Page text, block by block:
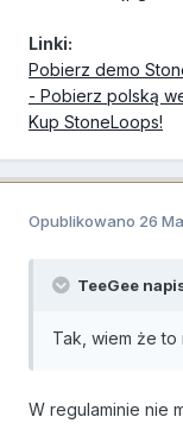
Linki:
Pobierz demo
- Pobierz polską
Kup StoneLoops!
Opublikowano 26
TeeGee
Tak, wiem że
W regulaminie nie